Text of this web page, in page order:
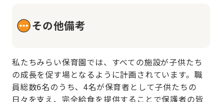
その他備考
私たちみらい保育園では、すべての施設が子供たち
の成長を促す場となるように計画されています。職
員総数6名のうち、4名が保育者として子供たちの
日々を支え、完全給食を提供することで保護者の皆